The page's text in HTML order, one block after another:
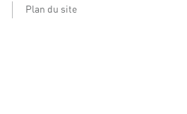
Plan du site